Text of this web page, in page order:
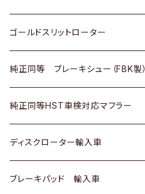
三菱ふそう
ＢＭＷ
三菱ふそう
その他
スバル
マツダ
三菱
スバル
三菱
ダイハツ
マツダ
三菱
スバル
日産
いすゞ
ダイハツ
マツダ
三菱
スズキ
日産
ダイハツ
マツダ
三菱
ホンダ
日産
いすゞ
ダイハツ
マツダ
トヨタ
ホンダ
スズキ
日産
ダイハツ
ゴールドスリットローター
トヨタ
ホンダ
スズキ
日産
純正同等 ブレーキシュー（FBK製）
ホンダ
スズキ
日産
純正同等HST車検対応マフラー
トヨタ
ホンダ
ディスクローター輸入車
ＡＵＤＩ
ブレーキパッド 輸入車